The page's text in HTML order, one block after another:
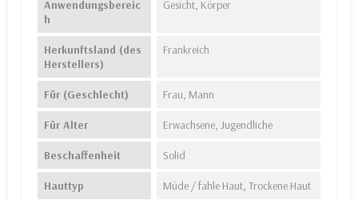
Anwendungsbereic
h
Gesicht, Körper
Herkunftsland (des
Herstellers)
Frankreich
Für (Geschlecht) Frau, Mann
Für Alter Erwachsene, Jugendliche
Beschaffenheit Solid
Hauttyp Müde / fahle Haut, Trockene Haut